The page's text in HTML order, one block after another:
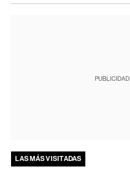
PUBLICIDAD
LAS MÁS VISITADAS